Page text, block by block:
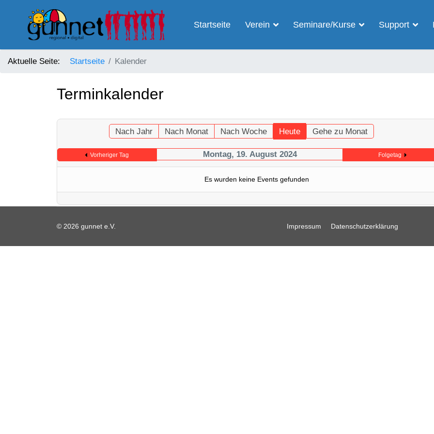
Startseite Verein Seminare/Kurse Support
Aktuelle Seite: Startseite Kalender
Terminkalender
Nach Jahr Nach Monat Nach Woche Heute Gehe zu Monat
Vorheriger Tag Montag, 19. August 2024 Folgetag
Es wurden keine Events gefunden
© 2026 gunnet e.V. Impressum Datenschutzerklärung